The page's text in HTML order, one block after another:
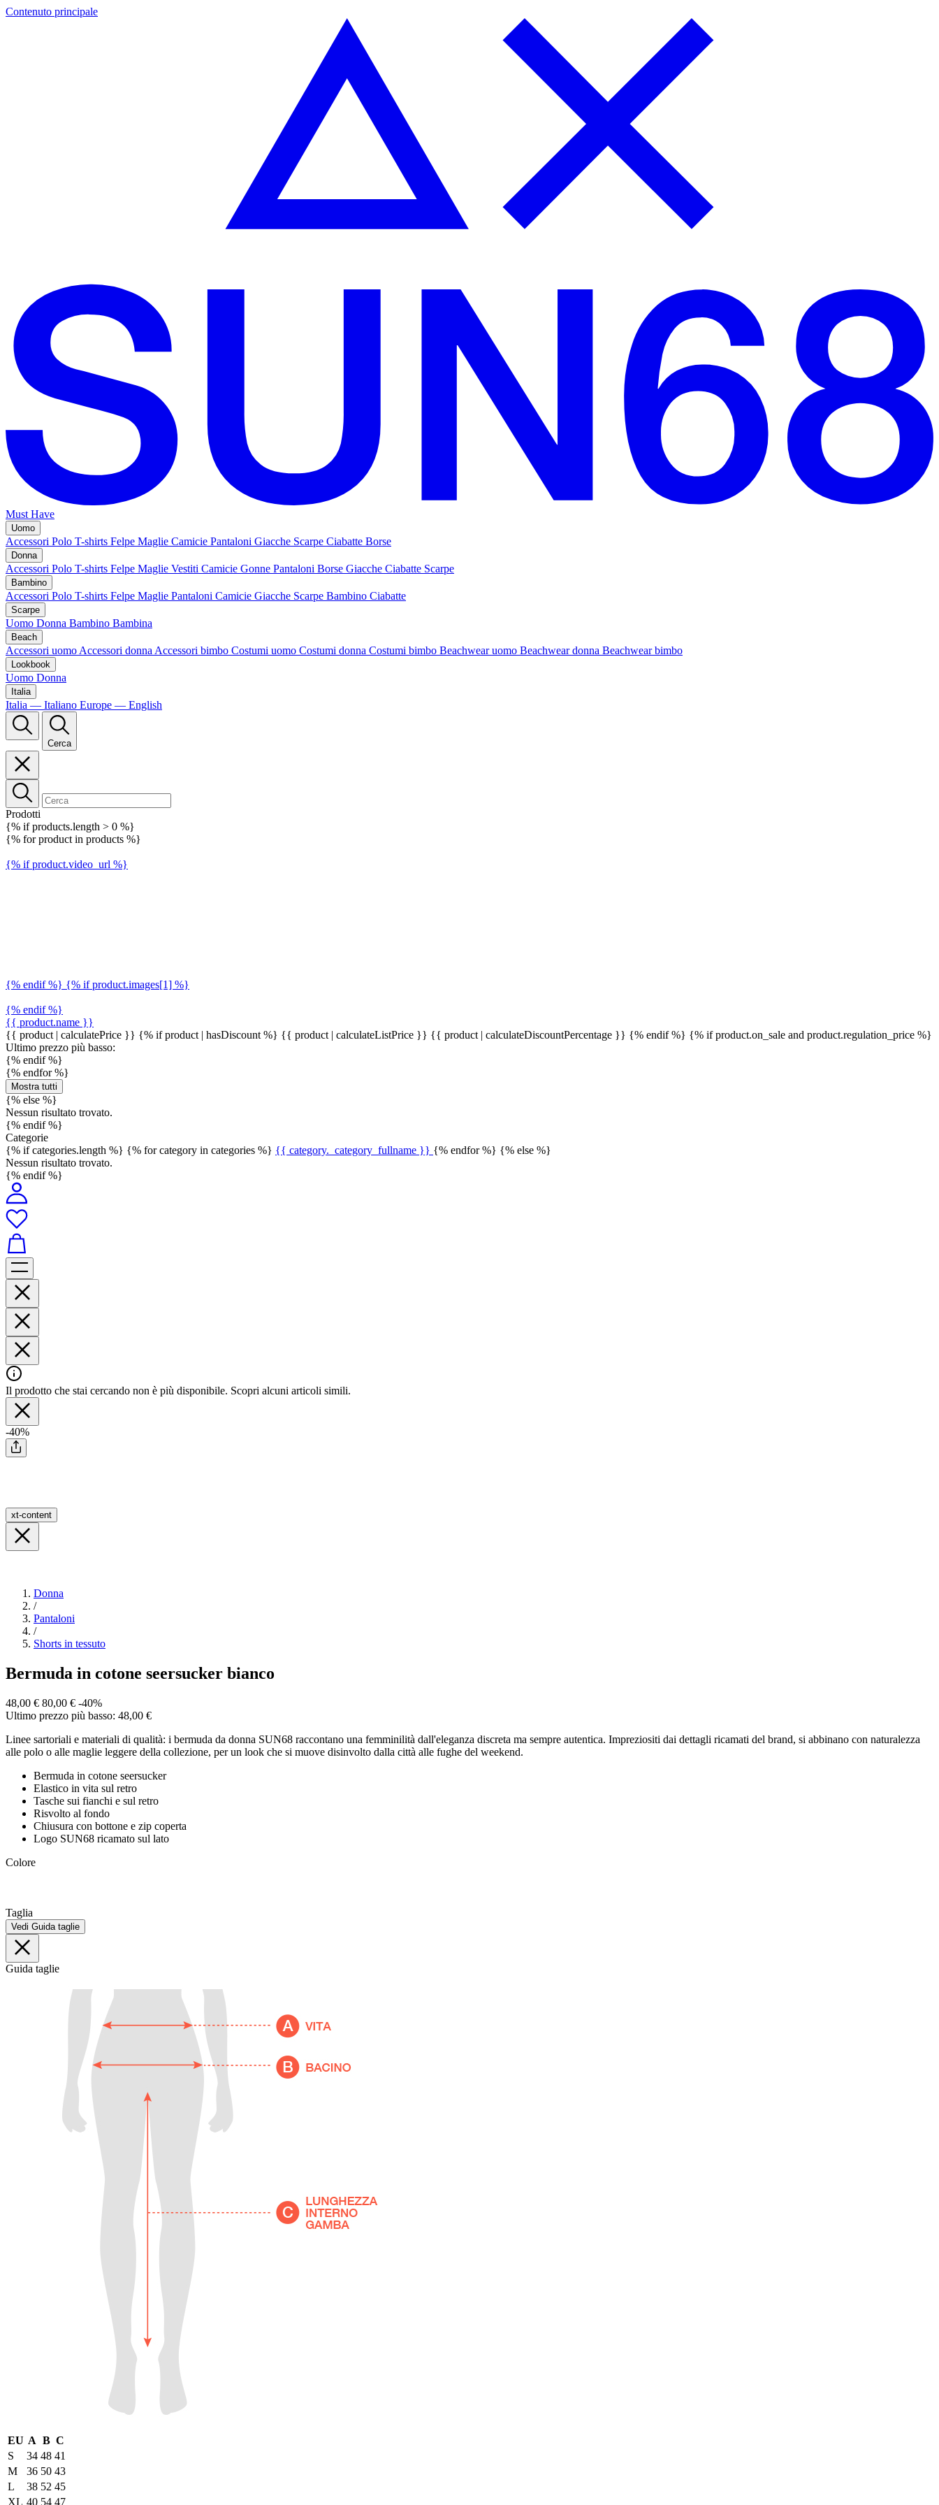
Contenuto principale
Must Have
Uomo
Accessori Polo T-shirts Felpe Maglie Camicie Pantaloni Giacche Scarpe Ciabatte Borse
Donna
Accessori Polo T-shirts Felpe Maglie Vestiti Camicie Gonne Pantaloni Borse Giacche Ciabatte Scarpe
Bambino
Accessori Polo T-shirts Felpe Maglie Pantaloni Camicie Giacche Scarpe Bambino Ciabatte
Scarpe
Uomo Donna Bambino Bambina
Beach
Accessori uomoAccessori donnaAccessori bimbo Costumi uomo Costumi donna Costumi bimbo Beachwear uomo Beachwear donna Beachwear bimbo
Lookbook
Uomo Donna
Italia
Italia — Italiano Europe — English
Cerca
Prodotti
{% if products.length > 0 %}
{% for product in products %}
{% if product.video_url %}
{% endif %} {% if product.images[1] %}
{% endif %}
{{ product.name }}
{{ product | calculatePrice }} {% if product | hasDiscount %} {{ product | calculateListPrice }} {{ product | calculateDiscountPercentage }} {% endif %} {% if product.on_sale and product.regulation_price %}
Ultimo prezzo più basso:
{% endif %}
{% endfor %}
Mostra tutti
{% else %}
Nessun risultato trovato.
{% endif %}
Categorie
{% if categories.length %} {% for category in categories %} {{ category._category_fullname }} {% endfor %} {% else %}
Nessun risultato trovato.
{% endif %}
Il prodotto che stai cercando non è più disponibile. Scopri alcuni articoli simili.
-40%
xt-content
Donna
/
Pantaloni
/
Shorts in tessuto
Bermuda in cotone seersucker bianco
48,00 € 80,00 € -40%
Ultimo prezzo più basso: 48,00 €
Linee sartoriali e materiali di qualità: i bermuda da donna SUN68 raccontano una femminilità dall'eleganza discreta ma sempre autentica. Impreziositi dai dettagli ricamati del brand, si abbinano con naturalezza
alle polo o alle maglie leggere della collezione, per un look che si muove disinvolto dalla città alle fughe del weekend.
Bermuda in cotone seersucker
Elastico in vita sul retro
Tasche sui fianchi e sul retro
Risvolto al fondo
Chiusura con bottone e zip coperta
Logo SUN68 ricamato sul lato
Colore
Taglia
Vedi Guida taglie
Guida taglie
EU A B C
S
34 48 41
M
36 50 43
L
38 52 45
XL 40 54 47